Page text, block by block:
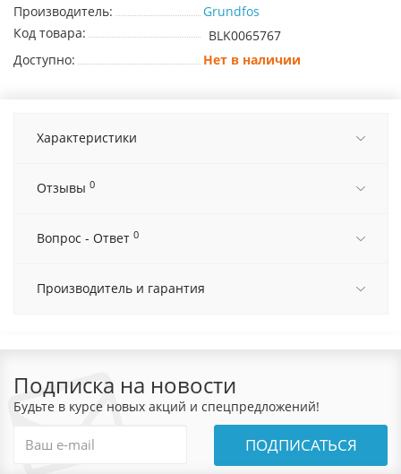
Производитель:
Grundfos
Код товара:
BLK0065767
Доступно:
Нет в наличии
Характеристики
Отзывы 0
Вопрос - Ответ 0
Производитель и гарантия
Подписка на новости
Будьте в курсе новых акций и спецпредложений!
ПОДПИСАТЬСЯ